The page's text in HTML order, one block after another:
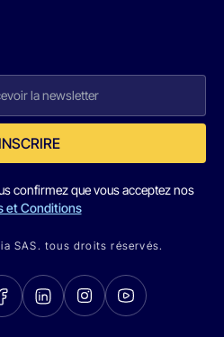
confirmez que vous acceptez nos
et Conditions
SAS. tous droits réservés.